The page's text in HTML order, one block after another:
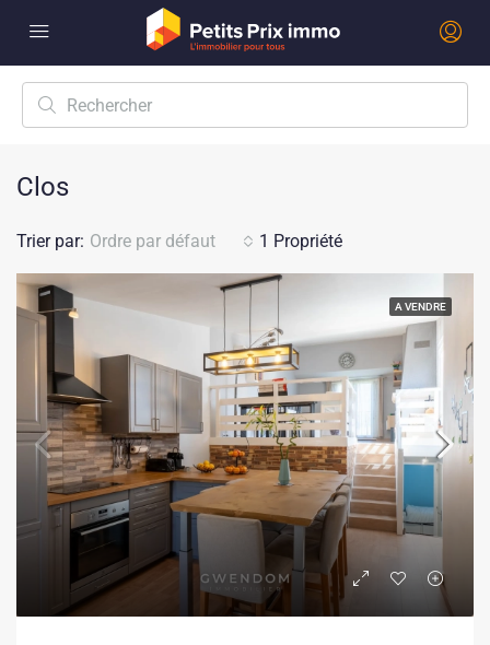
Clos
1 Propriété
Trier par: Ordre par défaut
A VENDRE